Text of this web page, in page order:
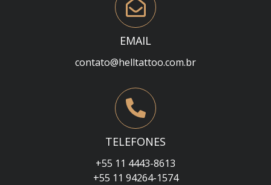
EMAIL
contato@helltattoo.com.br
TELEFONES
+55 11 4443-8613
+55 11 94264-1574